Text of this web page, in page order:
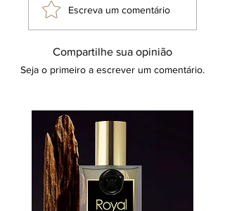
Escreva um comentário
Compartilhe sua opinião
Seja o primeiro a escrever um comentário.